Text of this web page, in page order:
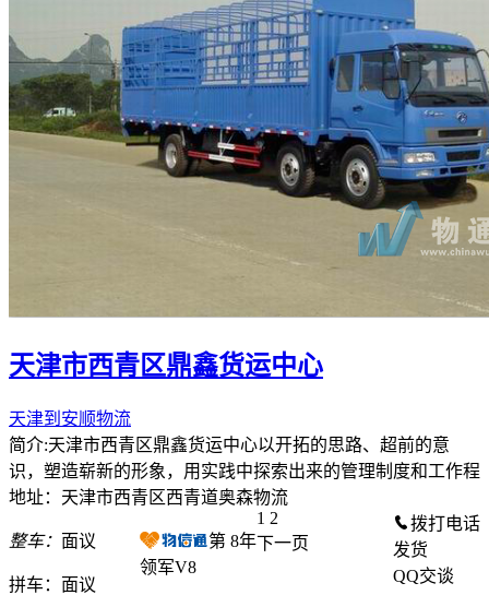
天津市西青区鼎鑫货运中心
天津到安顺物流
简介:天津市西青区鼎鑫货运中心以开拓的思路、超前的意
识，塑造崭新的形象，用实践中探索出来的管理制度和工作程
地址：天津市西青区西青道奥森物流
整车： 面议
拼车： 面议
第 8年
领军V8
拨打电话
发货
QQ交谈
1 2
下一页